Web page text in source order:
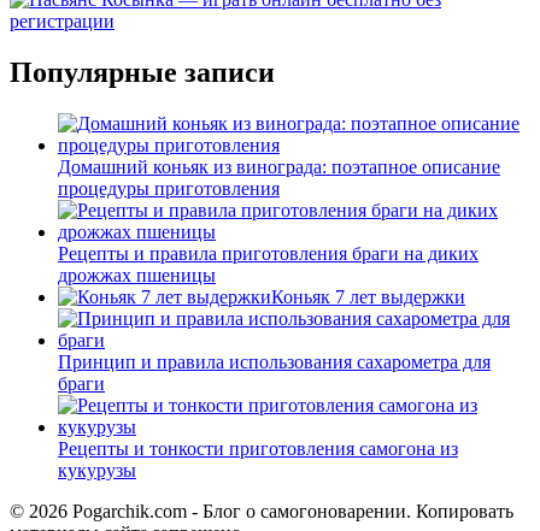
Популярные записи
Домашний коньяк из винограда: поэтапное описание
процедуры приготовления
Рецепты и правила приготовления браги на диких
дрожжах пшеницы
Коньяк 7 лет выдержки
Принцип и правила использования сахарометра для
браги
Рецепты и тонкости приготовления самогона из
кукурузы
© 2026 Pogarchik.com - Блог о самогоноварении. Копировать